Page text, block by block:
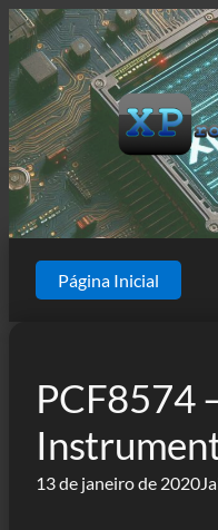
Pular
para
o
conteúdo
Página Inicial
PCF8574
13 de janeiro de 2020